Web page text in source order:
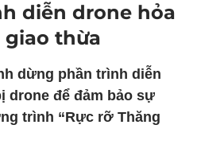
diễn drone hỏa
thừa
dừng phần trình diễn
drone để đảm bảo sự
trình “Rực rỡ Thăng